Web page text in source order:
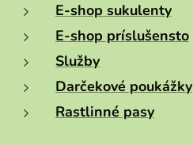
E-shop sukulenty
E-shop príslušensto
Služby
Darčekové poukážky
Rastlinné pasy